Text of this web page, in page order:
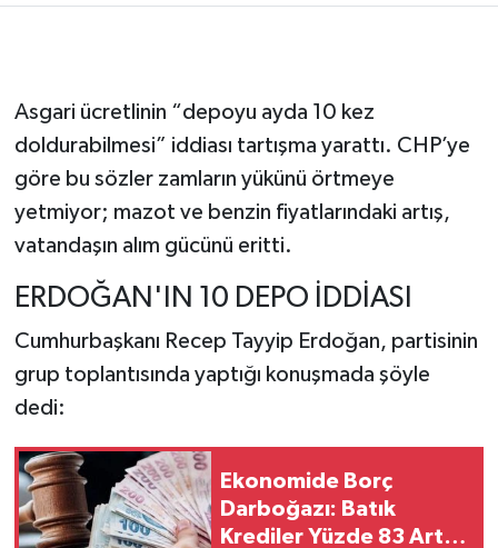
Asgari ücretlinin “depoyu ayda 10 kez
doldurabilmesi” iddiası tartışma yarattı. CHP’ye
göre bu sözler zamların yükünü örtmeye
yetmiyor; mazot ve benzin fiyatlarındaki artış,
vatandaşın alım gücünü eritti.
ERDOĞAN'IN 10 DEPO İDDİASI
Cumhurbaşkanı Recep Tayyip Erdoğan, partisinin
grup toplantısında yaptığı konuşmada şöyle
dedi:
Ekonomide Borç
Darboğazı: Batık
Krediler Yüzde 83 Arttı,